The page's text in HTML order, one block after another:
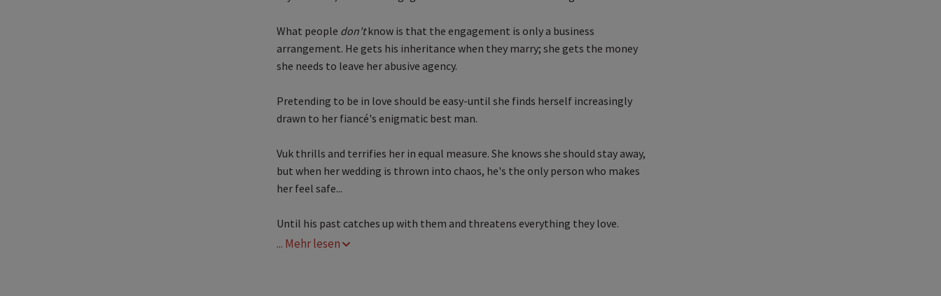
What people don'tknow is that the engagement is only a business
arrangement. He gets his inheritance when they marry; she gets the money
she needs to leave her abusive agency.
Pretending to be in love should be easy-until she finds herself increasingly
drawn to her fiancé's enigmatic best man.
Vuk thrills and terrifies her in equal measure. She knows she should stay away,
but when her wedding is thrown into chaos, he's the only person who makes
her feel safe...
Until his past catches up with them and threatens everything they love.
... Mehr lesen